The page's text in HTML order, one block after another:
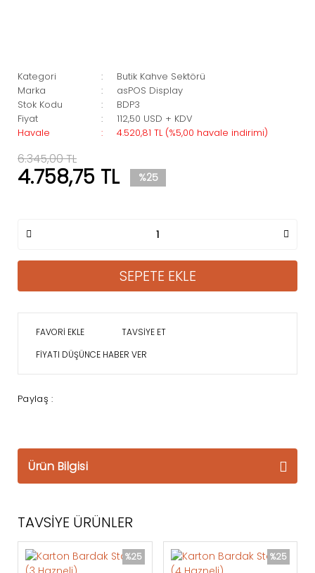
Kategori
Butik Kahve Sektörü
Marka
asPOS Display
Stok Kodu
BDP3
Fiyat
112,50 USD + KDV
Havale
4.520,81 TL (%5,00 havale indirimi)
6.345,00 TL
4.758,75 TL %25
SEPETE EKLE
TAVSİYE ET
FİYATI DÜŞÜNCE HABER VER
Paylaş :
Ürün Bilgisi
TAVSİYE ÜRÜNLER
%25 %25